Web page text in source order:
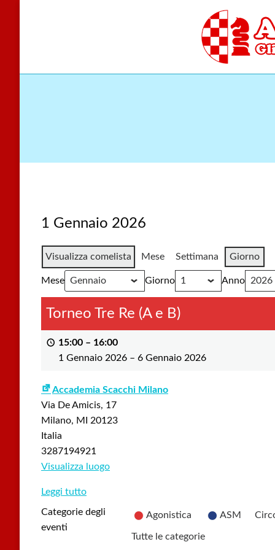
Gli scacchi nel
1 Gennaio 2026
Visualizza come lista Mese Settimana Giorno
Mese Giorno Anno
Torneo Tre Re (A e B)
15:00 – 16:00
1 Gennaio 2026 – 6 Gennaio 2026
Accademia Scacchi Milano
Via De Amicis, 17
Milano, MI
20123
Italia
3287194921
Visualizza luogo
Leggi tutto
Categorie degli
eventi
Agonistica ASM
Tutte le categorie